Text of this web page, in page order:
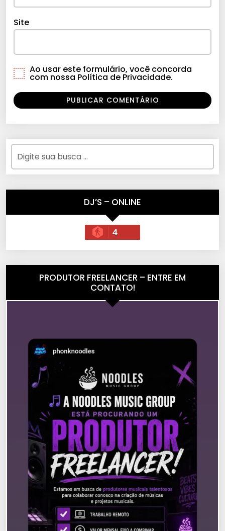
Site
Ao usar este formulário, você concorda
com nossa Política de Privacidade.
DJ’S – ONLINE
4
PRODUTOR FREELANCER – ENTRE EM
CONTATO!